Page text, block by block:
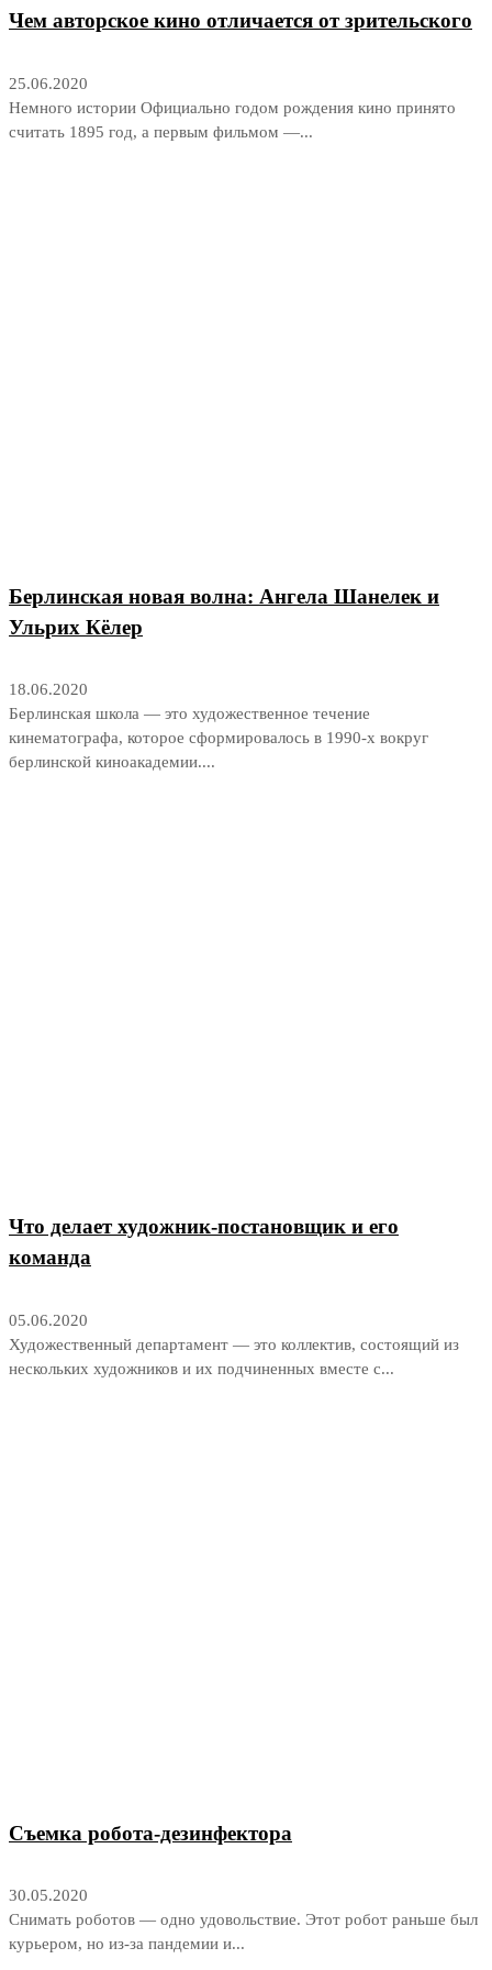
Чем авторское кино отличается от зрительского
25.06.2020
Немного истории Официально годом рождения кино принято
считать 1895 год, а первым фильмом —...
Берлинская новая волна: Ангела Шанелек и
Ульрих Кёлер
18.06.2020
Берлинская школа — это художественное течение
кинематографа, которое сформировалось в 1990-х вокруг
берлинской киноакадемии....
Что делает художник-постановщик и его
команда
05.06.2020
Художественный департамент — это коллектив, состоящий из
нескольких художников и их подчиненных вместе с...
Съемка робота-дезинфектора
30.05.2020
Снимать роботов — одно удовольствие. Этот робот раньше был
курьером, но из-за пандемии и...